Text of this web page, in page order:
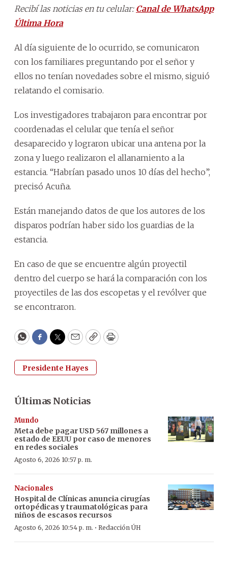
Recibí las noticias en tu celular: Canal de WhatsApp
Última Hora
Al día siguiente de lo ocurrido, se comunicaron
con los familiares preguntando por el señor y
ellos no tenían novedades sobre el mismo, siguió
relatando el comisario.
Los investigadores trabajaron para encontrar por
coordenadas el celular que tenía el señor
desaparecido y lograron ubicar una antena por la
zona y luego realizaron el allanamiento a la
estancia. “Habrían pasado unos 10 días del hecho”,
precisó Acuña.
Están manejando datos de que los autores de los
disparos podrían haber sido los guardias de la
estancia.
En caso de que se encuentre algún proyectil
dentro del cuerpo se hará la comparación con los
proyectiles de las dos escopetas y el revólver que
se encontraron.
WhatsApp
Facebook
Twitter
EmailCopyPrint
Presidente Hayes
Últimas Noticias
Mundo
Meta debe pagar USD 567 millones a
estado de EEUU por caso de menores
en redes sociales
Agosto 6, 2026 10:57 p. m.
Nacionales
Hospital de Clínicas anuncia cirugías
ortopédicas y traumatológicas para
niños de escasos recursos
Agosto 6, 2026 10:54 p. m. · Redacción ÚH